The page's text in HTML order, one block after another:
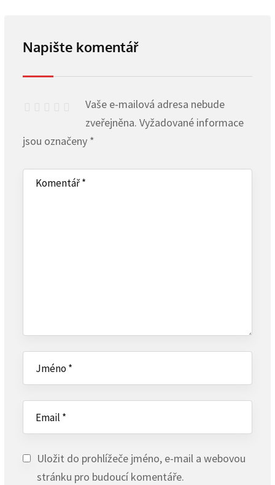
Napište komentář
Vaše e-mailová adresa nebude
zveřejněna. Vyžadované informace
jsou označeny *
Uložit do prohlížeče jméno, e-mail a webovou
stránku pro budoucí komentáře.